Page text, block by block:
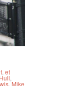
et
,Mike